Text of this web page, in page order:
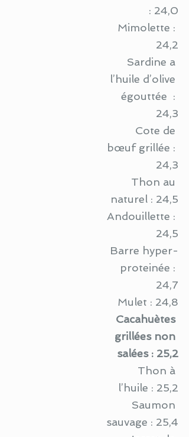
: 24,0
Mimolette :
24,2
Sardine a
l’huile d’olive
égouttée  :
24,3
Cote de
bœuf grillée :
24,3
Thon au
naturel : 24,5
Andouillette :
24,5
Barre hyper-
proteinée :
24,7
Mulet : 24,8
Cacahuètes
grillées non
salées : 25,2
Thon à
l’huile : 25,2
Saumon
sauvage : 25,4